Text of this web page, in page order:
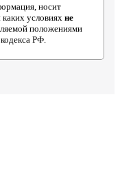
носит
условиях не
положениями
РФ.